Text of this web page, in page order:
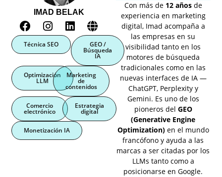
IMAD BELAK
Técnica SEO GEO /
Búsqueda
IA
Optimización
LLM
Marketing
de
contenidos
Comercio
electrónico
Estrategia
digital
Monetización IA
Con más de 12 añosde
experiencia en marketing
digital, Imad acompaña a
las empresas en su
visibilidad tanto en los
motores de búsqueda
tradicionales como en las
nuevas interfaces de IA —
ChatGPT, Perplexity y
Gemini. Es uno de los
pioneros del GEO
(Generative Engine
Optimization)en el mundo
francófono y ayuda a las
marcas a ser citadas por los
LLMs tanto como a
posicionarse en Google.